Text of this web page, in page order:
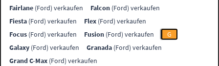
Fairlane (Ford) verkaufen Falcon (Ford) verkaufen
Fiesta (Ford) verkaufen Flex (Ford) verkaufen
Focus (Ford) verkaufen Fusion (Ford) verkaufen
G
Galaxy (Ford) verkaufen Granada (Ford) verkaufen
Grand C-Max (Ford) verkaufen